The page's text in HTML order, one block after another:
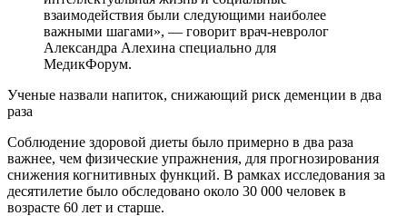
взаимодействия были следующими наиболее
важными шагами», — говорит врач-невролог
Александра Алехина специально для
МедикФорум.
Ученые назвали напиток, снижающий риск деменции в два
раза
Соблюдение здоровой диеты было примерно в два раза
важнее, чем физические упражнения, для прогнозирования
снижения когнитивных функций. В рамках исследования за
десятилетие было обследовано около 30 000 человек в
возрасте 60 лет и старше.